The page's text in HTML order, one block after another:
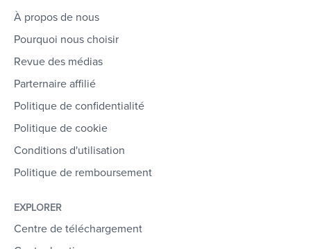
À propos de nous
Pourquoi nous choisir
Revue des médias
Parternaire affilié
Politique de confidentialité
Politique de cookie
Conditions d'utilisation
Politique de remboursement
EXPLORER
Centre de téléchargement